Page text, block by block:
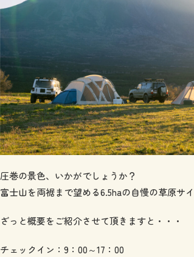
圧巻の景色、いかがでしょうか？
富士山を両裾まで望める6.5haの自慢の草原サイ
ざっと概要をご紹介させて頂きますと・・・
チェックイン：9：00～17：00